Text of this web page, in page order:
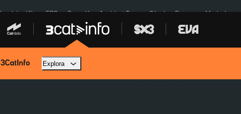
Kíiv ERC SpaceX Accident Tona Sánchez Europa Marlaska
3CatInfo Explora